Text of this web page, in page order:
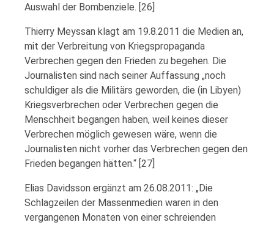
Auswahl der Bombenziele. [26]
Thierry Meyssan klagt am 19.8.2011 die Medien an,
mit der Verbreitung von Kriegspropaganda
Verbrechen gegen den Frieden zu begehen. Die
Journalisten sind nach seiner Auffassung „noch
schuldiger als die Militärs geworden, die (in Libyen)
Kriegsverbrechen oder Verbrechen gegen die
Menschheit begangen haben, weil keines dieser
Verbrechen möglich gewesen wäre, wenn die
Journalisten nicht vorher das Verbrechen gegen den
Frieden begangen hätten.“ [27]
Elias Davidsson ergänzt am 26.08.2011: „Die
Schlagzeilen der Massenmedien waren in den
vergangenen Monaten von einer schreienden